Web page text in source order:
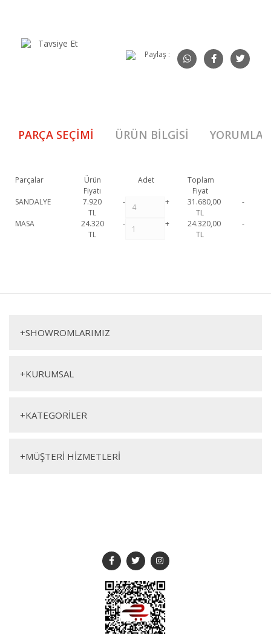
Tavsiye Et
Paylaş :
PARÇA SEÇIMI ÜRÜN BILGISI YORUMLAR
Parçalar
Ürün
Fiyatı
Adet
Toplam
Fiyat
SANDALYE
7.920
TL
- +
31.680,00
TL
-
MASA
24.320
TL
- +
24.320,00
TL
-
Rams Yemek Masası Takımı
170cm
78cm
95cm
+SHOWROMLARIMIZ
+KURUMSAL
+KATEGORİLER
+MÜŞTERİ HİZMETLERİ